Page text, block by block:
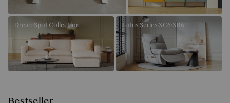
DreamSpot Collection Lotus Series XC6/XR6